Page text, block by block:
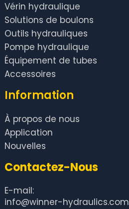
Vérin hydraulique
Solutions de boulons
Outils hydrauliques
Pompe hydraulique
Équipement de tubes
Accessoires
Information
À propos de nous
Application
Nouvelles
Contactez-Nous
E-mail:
info@winner-hydraulics.com